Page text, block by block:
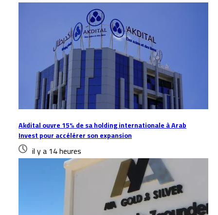
Akdital ouvre 15% de sa holding internationale à Arab
Invest pour accélérer son expansion
il y a 14 heures